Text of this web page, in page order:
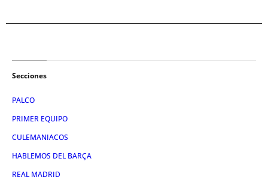
Secciones
PALCO
PRIMER EQUIPO
CULEMANIACOS
HABLEMOS DEL BARÇA
REAL MADRID